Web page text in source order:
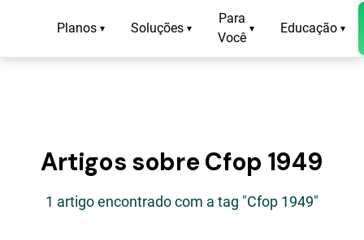
Planos ▾ Soluções ▾
Para
Você
▾ Educação ▾
Artigos sobre Cfop 1949
1 artigo encontrado com a tag "Cfop 1949"